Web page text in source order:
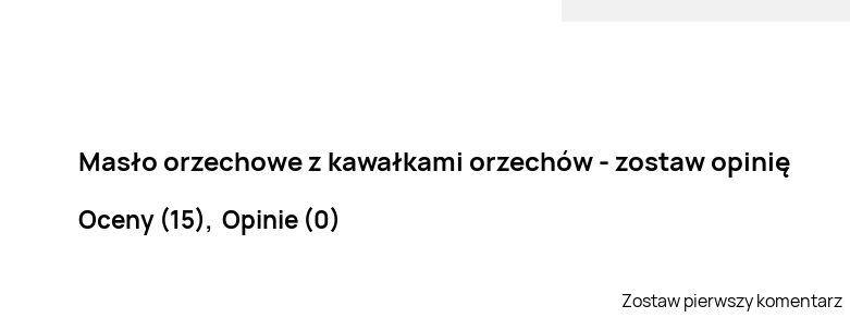
Masło orzechowe z kawałkami orzechów - zostaw opinię
Oceny (15), Opinie (0)
Zostaw pierwszy komentarz